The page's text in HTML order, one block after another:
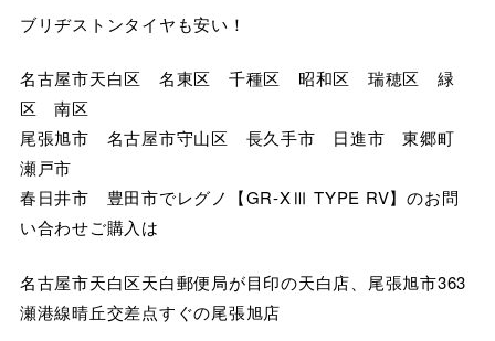
ブリヂストンタイヤも安い！
名古屋市天白区 名東区 千種区 昭和区 瑞穂区 緑
区 南区
尾張旭市 名古屋市守山区 長久手市 日進市 東郷町
瀬戸市
春日井市 豊田市でレグノ【GR-XⅢ TYPE RV】のお問
い合わせご購入は
名古屋市天白区天白郵便局が目印の天白店、尾張旭市363
瀬港線晴丘交差点すぐの尾張旭店